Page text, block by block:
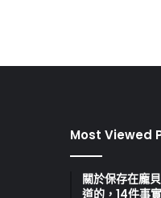
Most Viewed
關於保存在龐
道的，14件事